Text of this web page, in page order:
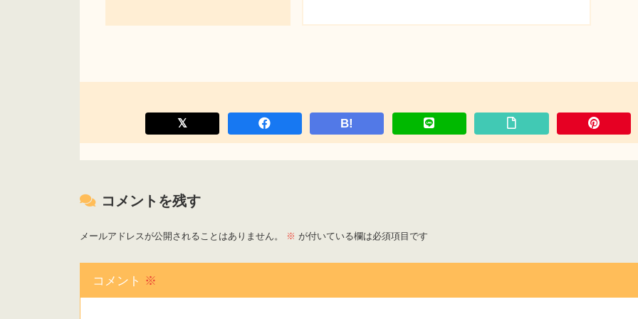
B!
コメントを残す
メールアドレスが公開されることはありません。 ※ が付いている欄は必須項目です
コメント ※